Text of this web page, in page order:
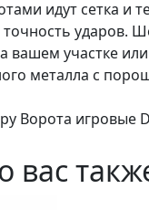
идут сетка и
ударов.
вашем участке
металла с
Ворота игровые